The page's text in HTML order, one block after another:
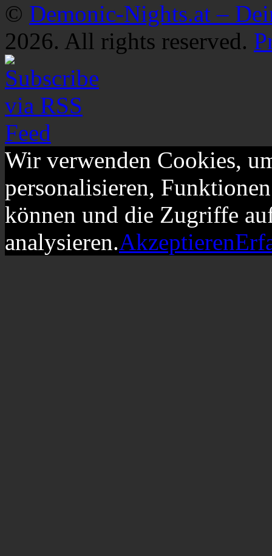
© Demonic-Nights.at –
2026. All rights reserved.
Wir verwenden Cookies,
personalisieren,
können und die Zugriffe
analysieren.Akzeptieren